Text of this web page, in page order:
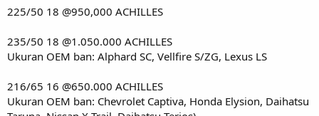
225/50 18 @950,000 ACHILLES
235/50 18 @1.050.000 ACHILLES
Ukuran OEM ban: Alphard SC, Vellfire S/ZG, Lexus LS
216/65 16 @650.000 ACHILLES
Ukuran OEM ban: Chevrolet Captiva, Honda Elysion, Daihatsu